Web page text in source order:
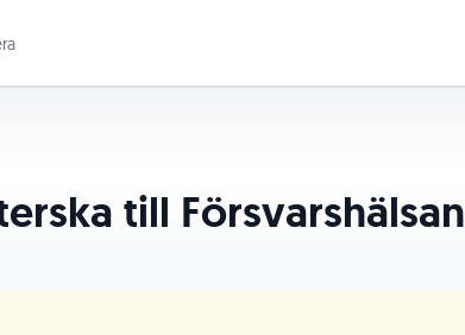
till Försvarshälsan